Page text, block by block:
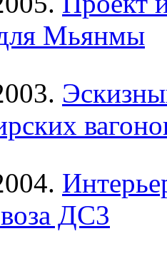
Мьянмы
ДС3